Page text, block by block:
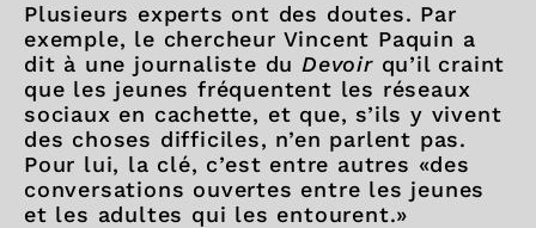
Plusieurs experts ont des doutes. Par
exemple, le chercheur Vincent Paquin a
dit à une journaliste du Devoirqu’il craint
que les jeunes fréquentent les réseaux
sociaux en cachette, et que, s’ils y vivent
des choses difficiles, n’en parlent pas.
Pour lui, la clé, c’est entre autres «des
conversations ouvertes entre les jeunes
et les adultes qui les entourent.»